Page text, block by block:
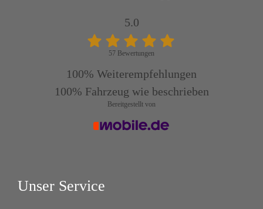
5.0
57 Bewertungen
100% Weiterempfehlungen
100% Fahrzeug wie beschrieben
Bereitgestellt von
Unser Service